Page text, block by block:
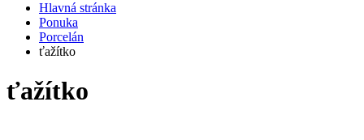
Hlavná stránka
Ponuka
Porcelán
ťažítko
ťažítko